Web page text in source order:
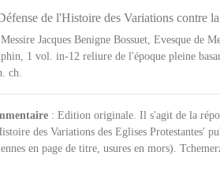
de l'Histoire des Variations contre
Jacques Benigne Bossuet, Evesque de
1 vol. in-12 reliure de l'époque pleine
ch.
: Edition originale. Il s'agit de la
des Variations des Eglises Protestantes'
en page de titre, usures en mors).